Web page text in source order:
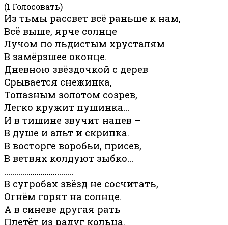
(1 Голосовать)
Из тьмы рассвет всё раньше к нам,
Всё выше, ярче солнце
Лучом по льдистым хрусталям
В замёрзшее оконце.
Дневною звёздочкой с дерев
Срывается снежинка,
Топазным золотом созрев,
Легко кружит пушинка…
И в тишине звучит напев –
В душе и альт и скрипка.
В восторге воробьи, присев,
В ветвях колдуют зыбко...
…………………………….
В сугробах звёзд не сосчитать,
Огнём горят на солнце.
А в синеве другая рать
Плетёт из радуг кольца.